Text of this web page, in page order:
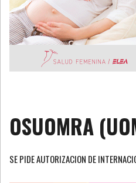
OSUOMRA
SE PIDE AUTORIZACION DE